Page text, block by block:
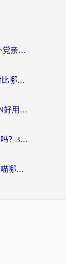
迅游和Unblock Youku好用吗？海外党亲测：3个维度教你选对回国加速器
穿梭VPN好用吗？和爱加速VPN对比哪个回国效果更好？海外党必看的实用指南
海外看国内剧总卡？快帆TV版VPN好用吗？和海牛VPN对比哪个回国效果更好？
海外党必看：斧牛和QuickFox好用吗？3步选对回国加速器，无缝刷国内剧玩游戏
海外党选回国加速器：云极和加速喵哪个好？附3款热门工具实测对比